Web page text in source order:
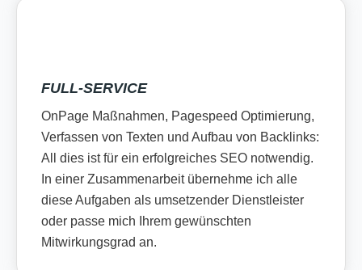
FULL-SERVICE
OnPage Maßnahmen, Pagespeed Optimierung,
Verfassen von Texten und Aufbau von Backlinks:
All dies ist für ein erfolgreiches SEO notwendig.
In einer Zusammenarbeit übernehme ich alle
diese Aufgaben als umsetzender Dienstleister
oder passe mich Ihrem gewünschten
Mitwirkungsgrad an.